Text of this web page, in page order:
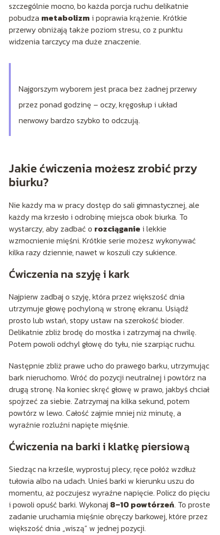
szczególnie mocno, bo każda porcja ruchu delikatnie
pobudza metabolizm i poprawia krążenie. Krótkie
przerwy obniżają także poziom stresu, co z punktu
widzenia tarczycy ma duże znaczenie.
Najgorszym wyborem jest praca bez żadnej przerwy
przez ponad godzinę – oczy, kręgosłup i układ
nerwowy bardzo szybko to odczują.
Jakie ćwiczenia możesz zrobić przy
biurku?
Nie każdy ma w pracy dostęp do sali gimnastycznej, ale
każdy ma krzesło i odrobinę miejsca obok biurka. To
wystarczy, aby zadbać o rozciąganie i lekkie
wzmocnienie mięśni. Krótkie serie możesz wykonywać
kilka razy dziennie, nawet w koszuli czy sukience.
Ćwiczenia na szyję i kark
Najpierw zadbaj o szyję, która przez większość dnia
utrzymuje głowę pochyloną w stronę ekranu. Usiądź
prosto lub wstań, stopy ustaw na szerokość bioder.
Delikatnie zbliż brodę do mostka i zatrzymaj na chwilę.
Potem powoli odchyl głowę do tyłu, nie szarpiąc ruchu.
Następnie zbliż prawe ucho do prawego barku, utrzymując
bark nieruchomo. Wróć do pozycji neutralnej i powtórz na
drugą stronę. Na koniec skręć głowę w prawo, jakbyś chciał
spojrzeć za siebie. Zatrzymaj na kilka sekund, potem
powtórz w lewo. Całość zajmie mniej niż minutę, a
wyraźnie rozluźni napięte mięśnie.
Ćwiczenia na barki i klatkę piersiową
Siedząc na krześle, wyprostuj plecy, ręce połóż wzdłuż
tułowia albo na udach. Unieś barki w kierunku uszu do
momentu, aż poczujesz wyraźne napięcie. Policz do pięciu
i powoli opuść barki. Wykonaj 8–10 powtórzeń. To proste
zadanie uruchamia mięśnie obręczy barkowej, które przez
większość dnia „wiszą” w jednej pozycji.